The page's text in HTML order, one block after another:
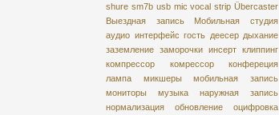
shure sm7b usb mic vocal strip Übercaster
Выездная запись
Мобильная студия
аудио интерфейс гость деесер дыхание
заземление заморочки инсерт клиппинг
компрессор
комрессор
конфереция
лампа
микшеры
мобильная запись
мониторы
музыка
наружная запись
нормализация
обновление
оцифровкa